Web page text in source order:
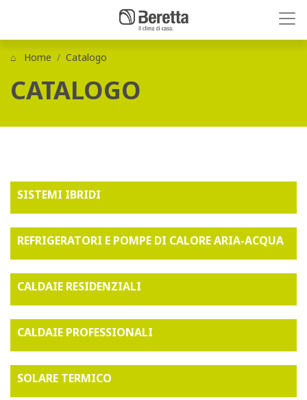
Home Catalogo
CATALOGO
SISTEMI IBRIDI
REFRIGERATORI E POMPE DI CALORE ARIA-ACQUA
CALDAIE RESIDENZIALI
CALDAIE PROFESSIONALI
SOLARE TERMICO